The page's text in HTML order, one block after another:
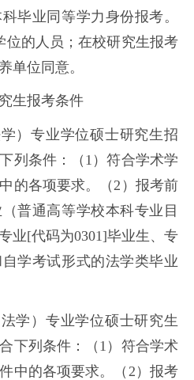
毕业同等学力身份报考。
位的人员；在校研究生报考
单位同意。
生报考条件
）专业学位硕士研究生招
列条件：（1）符合学术学
的各项要求。（2）报考前
普通高等学校本科专业目
业[代码为0301]毕业生、专
学考试形式的法学类毕业
学）专业学位硕士研究生
下列条件：（1）符合学术
中的各项要求。（2）报考